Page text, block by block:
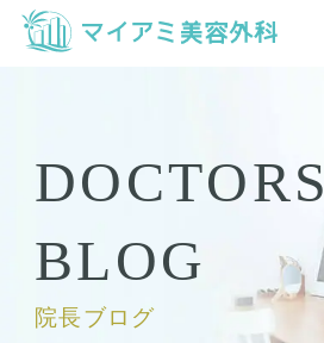
DOCTORS
BLOG
院長ブログ